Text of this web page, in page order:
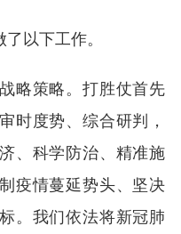
以下工作。
策略。打胜仗首先
时度势、综合研判，
、科学防治、精准施
疫情蔓延势头、坚决
。我们依法将新冠肺